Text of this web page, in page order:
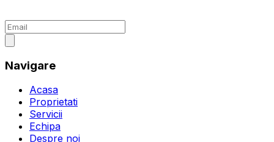
Navigare
Acasa
Proprietati
Servicii
Echipa
Despre noi